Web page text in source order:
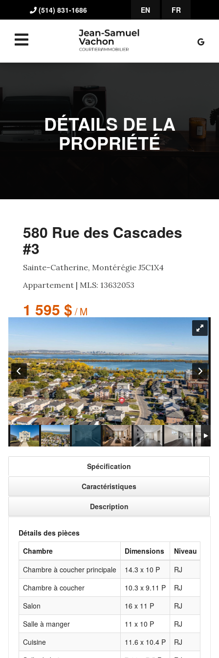
(514) 831-1686 EN FR
DÉTAILS DE LA
PROPRIÉTÉ
580 Rue des Cascades
#3
Sainte-Catherine, Montérégie J5C1X4
Appartement | MLS: 13632053
1 595 $ / M
Spécification
Caractéristiques
Description
Détails des pièces
Chambre
Dimensions Niveau
Chambre à coucher principale
14.3 x 10 P RJ
Chambre à coucher
10.3 x 9.11 P RJ
Salon
16 x 11 P RJ
Salle à manger
11 x 10 P RJ
Cuisine
11.6 x 10.4 P RJ